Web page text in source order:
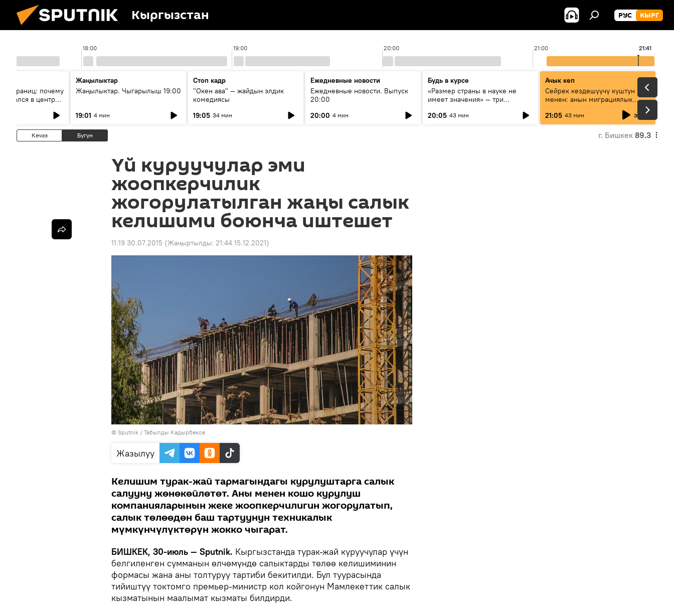
Кыргызстан РУС КЫРГ
18:00 19:00 20:00 21:00 21:41
границ: почему
в центре
Жаңылыктар
Жаңылыктар. Чыгарылыш 19:00
19:01 4 мин
Стоп кадр
"Окен ава" — жайдын элдик
комедиясы
19:05 34 мин
Ежедневные новости
Ежедневные новости. Выпуск
20:00
20:00 4 мин
Будь в курсе
«Размер страны в науке не
имеет значения» — три
России и Кыргызстана в
20:05 43 мин
Ачык кеп
Сейрек кездешүүчү куштун изи
менен: анын миграциялык
жолу эмнеден кабар берет?
21:05 43 мин эфир
Кечээ Бүгүн г. Бишкек 89.3
Үй куруучулар эми
жоопкерчилик
жогорулатылган жаңы салык
келишими боюнча иштешет
11:19 30.07.2015 (Жаңыртылды: 21:44 15.12.2021)
© Sputnik / Табылды Кадырбеков
Жазылуу
Келишим турак-жай тармагындагы курулуштарга салык
салууну жөнөкөйлөтөт. Аны менен кошо курулуш
компанияларынын жеке жоопкерчилигин жогорулатып,
салык төлөөдөн баш тартуунун техникалык
мүмкүнчүлүктөрүн жокко чыгарат.
БИШКЕК, 30-июль — Sputnik. Кыргызстанда турак-жай куруучулар үчүн
белгиленген сумманын өлчөмүндө салыктарды төлөө келишиминин
формасы жана аны толтуруу тартиби бекитилди. Бул туурасында
тийиштүү токтомго премьер-министр кол койгонун Мамлекеттик салык
кызматынын маалымат кызматы билдирди.